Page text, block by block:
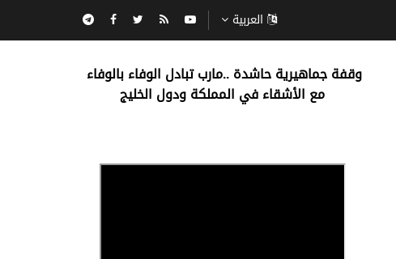
العربية
‏وقفة جماهيرية حاشدة ..مارب ‏تبادل الوفاء بالوفاء ‏
مع الأشقاء في المملكة ودول الخليج